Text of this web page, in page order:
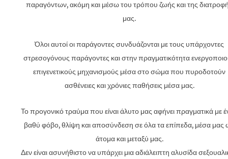
παραγόντων, ακόμη και μέσω του τρόπου ζωής και της
μας.
Όλοι αυτοί οι παράγοντες συνδυάζονται με τους υπάρχοντες
στρεσογόνους παράγοντες και στην πραγματικότητα
επιγενετικούς μηχανισμούς μέσα στο σώμα που πυροδοτούν
ασθένειες και χρόνιες παθήσεις μέσα μας.
Το προγονικό τραύμα που είναι άλυτο μας αφήνει πραγματικά με
βαθύ φόβο, θλίψη και αποσύνδεση σε όλα τα επίπεδα, μέσα μας
άτομα και μεταξύ μας.
Δεν είναι ασυνήθιστο να υπάρχει μια αδιάλειπτη αλυσίδα